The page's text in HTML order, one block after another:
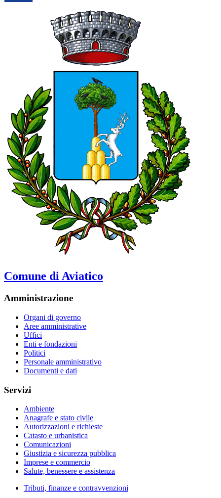
Comune di Aviatico
Amministrazione
Organi di governo
Aree amministrative
Uffici
Enti e fondazioni
Politici
Personale amministrativo
Documenti e dati
Servizi
Ambiente
Anagrafe e stato civile
Autorizzazioni e richieste
Catasto e urbanistica
Comunicazioni
Giustizia e sicurezza pubblica
Imprese e commercio
Salute, benessere e assistenza
Tributi, finanze e contravvenzioni